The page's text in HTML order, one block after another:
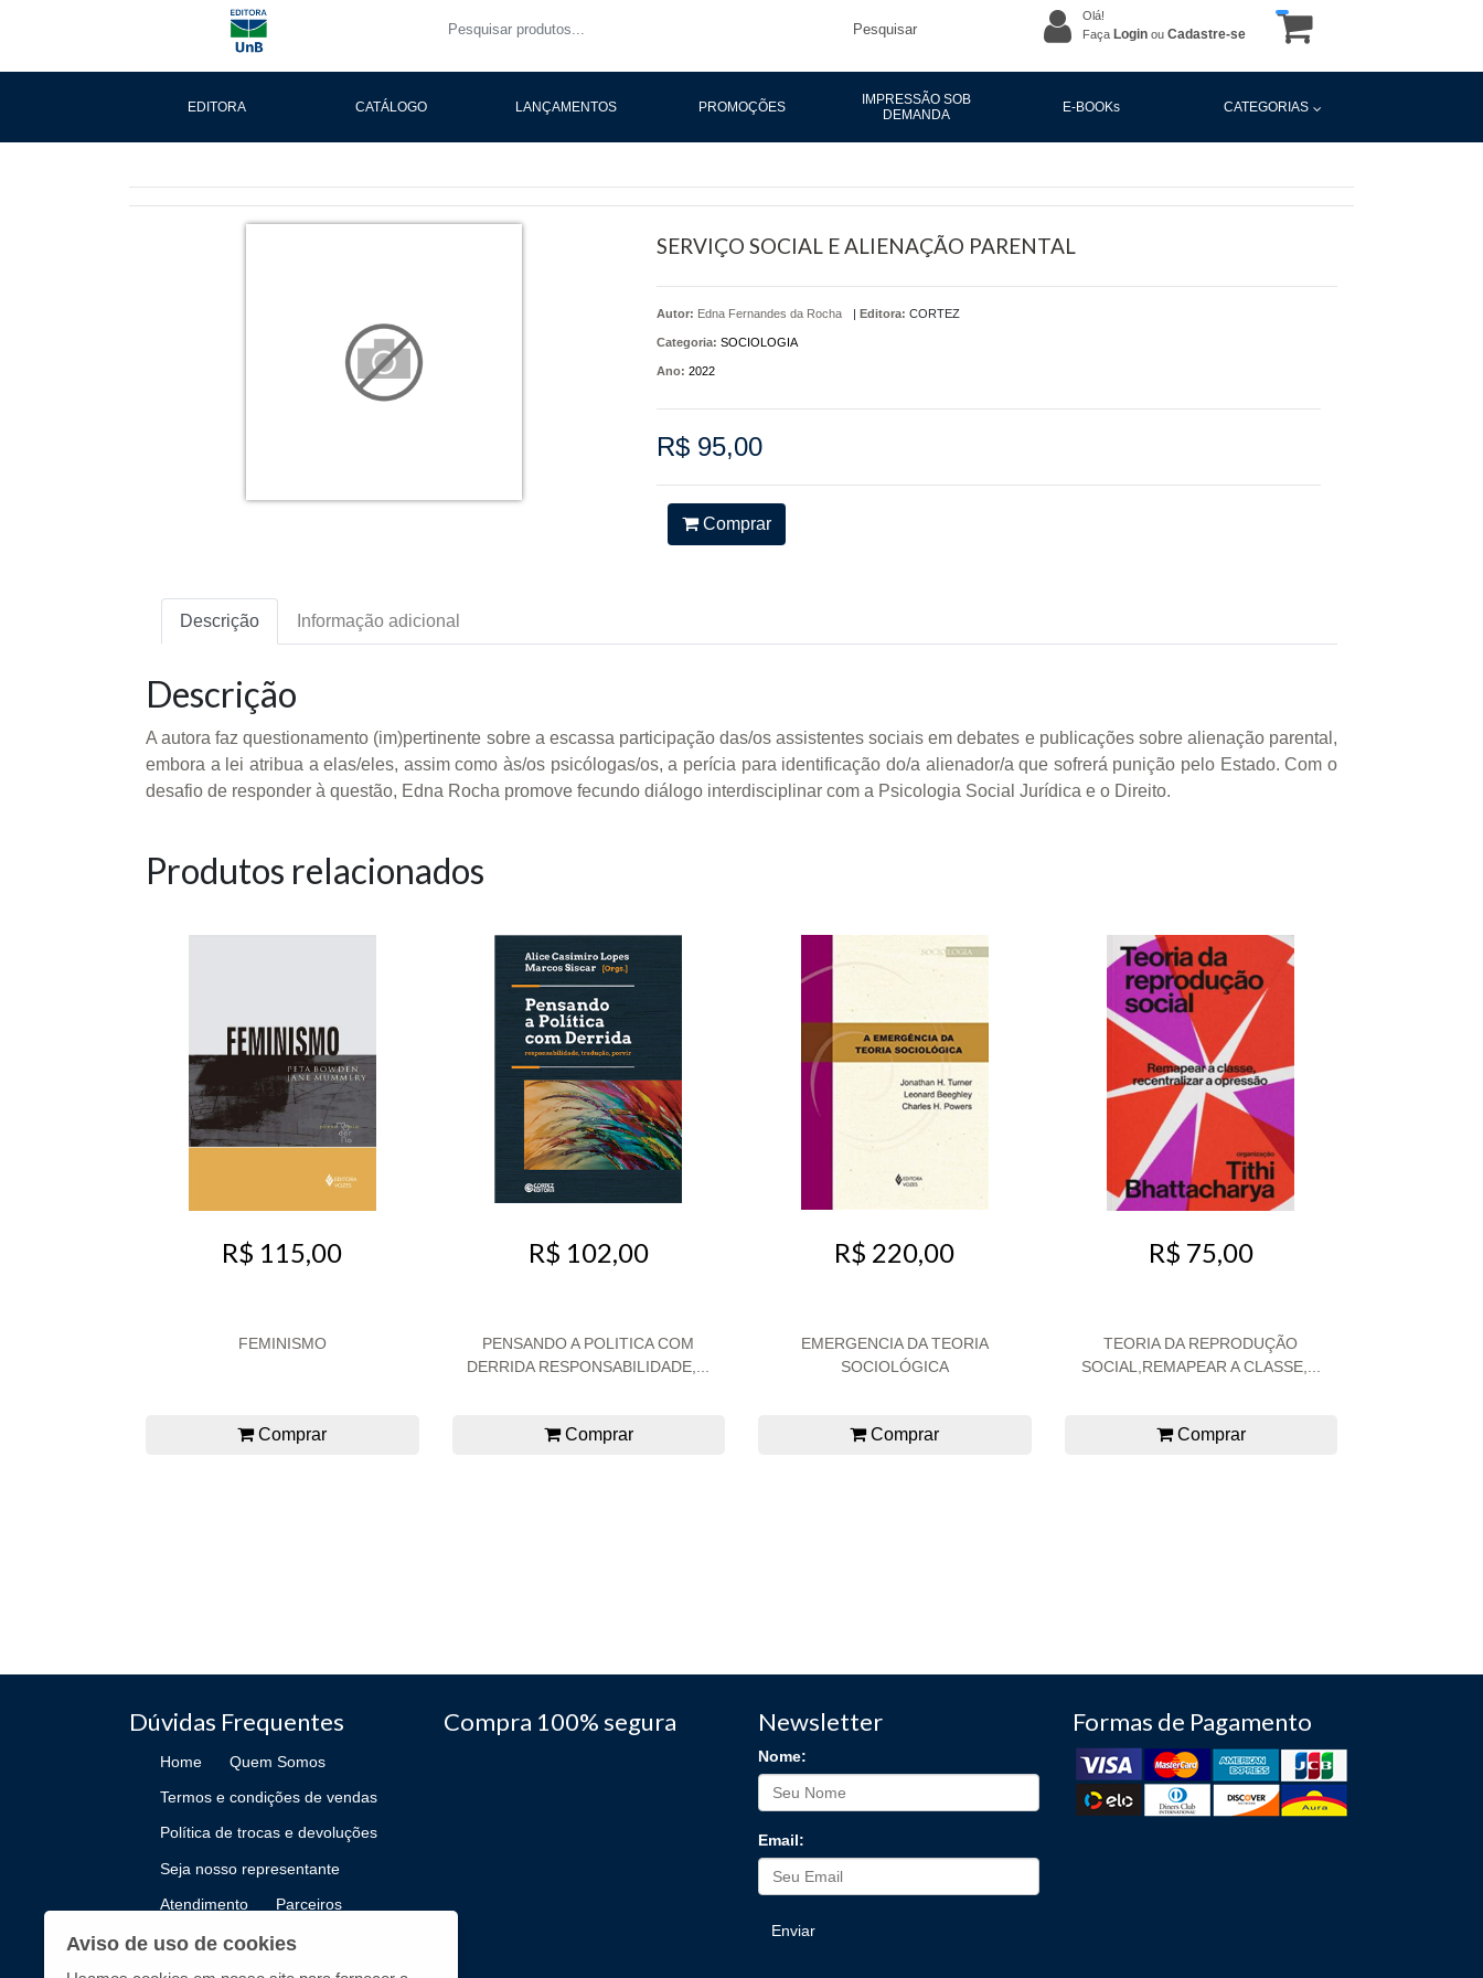
Pesquisar
Olá!
Faça Login ou Cadastre-se
EDITORA CATÁLOGO LANÇAMENTOS PROMOÇÕES
IMPRESSÃO SOB
DEMANDA
E-BOOKs CATEGORIAS
SERVIÇO SOCIAL E ALIENAÇÃO PARENTAL
Autor: Edna Fernandes da Rocha | Editora: CORTEZ
Categoria: SOCIOLOGIA
Ano: 2022
R$ 95,00
Comprar
Descrição Informação adicional
Descrição
A autora faz questionamento (im)pertinente sobre a escassa participação das/os assistentes sociais em debates e publicações sobre alienação parental,
embora a lei atribua a elas/eles, assim como às/os psicólogas/os, a perícia para identificação do/a alienador/a que sofrerá punição pelo Estado. Com o
desafio de responder à questão, Edna Rocha promove fecundo diálogo interdisciplinar com a Psicologia Social Jurídica e o Direito.
Produtos relacionados
R$ 115,00
FEMINISMO
Comprar
R$ 102,00
PENSANDO A POLITICA COM
DERRIDA RESPONSABILIDADE,...
Comprar
R$ 220,00
EMERGENCIA DA TEORIA
SOCIOLÓGICA
Comprar
R$ 75,00
TEORIA DA REPRODUÇÃO
SOCIAL,REMAPEAR A CLASSE,...
Comprar
Dúvidas Frequentes
Home Quem Somos
Termos e condições de vendas
Política de trocas e devoluções
Seja nosso representante
Atendimento Parceiros
Como Publicar
Compra 100% segura Newsletter
Nome:
Email:
Enviar
Formas de Pagamento
Aviso de uso de cookies